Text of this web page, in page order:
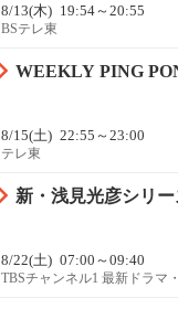
8/13(木) 19:54～20:55
BSテレ東
WEEKLY PING
8/15(土) 22:55～23:00
テレ東
新・浅見光彦シリ
8/22(土) 07:00～09:40
TBSチャンネル1 最新ドラマ